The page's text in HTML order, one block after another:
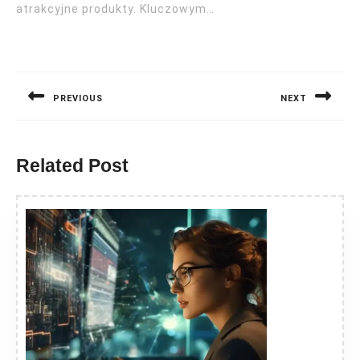
atrakcyjne produkty. Kluczowym…
PREVIOUS NEXT
Related Post